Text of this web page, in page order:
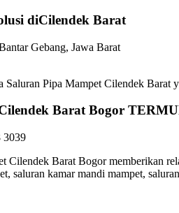
diCilendek Barat
Gebang, Jawa Barat
Pipa Mampet Cilendek Barat
Barat Bogor
3039
Cilendek Barat Bogor memberikan
saluran kamar mandi mampet,